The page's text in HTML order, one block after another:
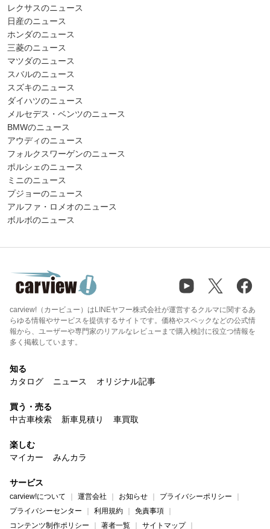
レクサスのニュース
日産のニュース
ホンダのニュース
三菱のニュース
マツダのニュース
スバルのニュース
スズキのニュース
ダイハツのニュース
メルセデス・ベンツのニュース
BMWのニュース
アウディのニュース
フォルクスワーゲンのニュース
ポルシェのニュース
ミニのニュース
プジョーのニュース
アルファ・ロメオのニュース
ボルボのニュース
carview!（カービュー）はLINEヤフー株式会社が運営するクルマに関するあ
らゆる情報やサービスを提供するサイトです。価格やスペックなどの公式情
報から、ユーザーや専門家のリアルなレビューまで購入検討に役立つ情報を
多く掲載しています。
知る
カタログ
ニュース オリジナル記事
買う・売る
中古車検索
新車見積り 車買取
楽しむ
マイカー
みんカラ
サービス
carview!について 運営会社 お知らせ
プライバシーポリシー
プライバシーセンター
利用規約
免責事項
コンテンツ制作ポリシー
著者一覧 サイトマップ